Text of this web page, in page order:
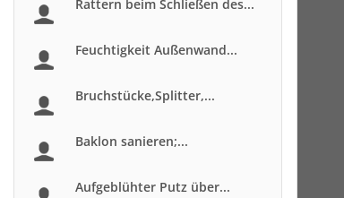
Rattern beim Schließen des...
Feuchtigkeit Außenwand...
Bruchstücke,Splitter,...
Baklon sanieren;...
Aufgeblühter Putz über...